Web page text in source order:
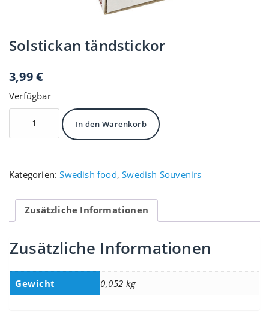
Solstickan tändstickor
3,99€
Verfügbar
Solstickan
tändstickor
Menge
In den Warenkorb
Kategorien:Swedish food,Swedish Souvenirs
Zusätzliche Informationen
Zusätzliche Informationen
Gewicht 0,052 kg